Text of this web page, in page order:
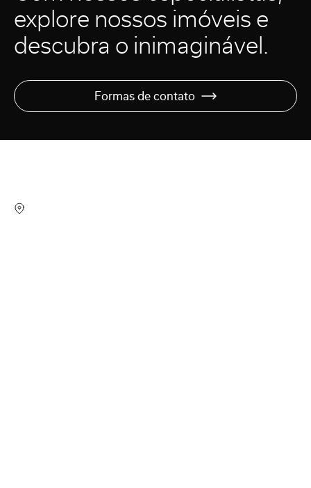
explore nossos imóveis e
descubra o inimaginável.
Formas de contato